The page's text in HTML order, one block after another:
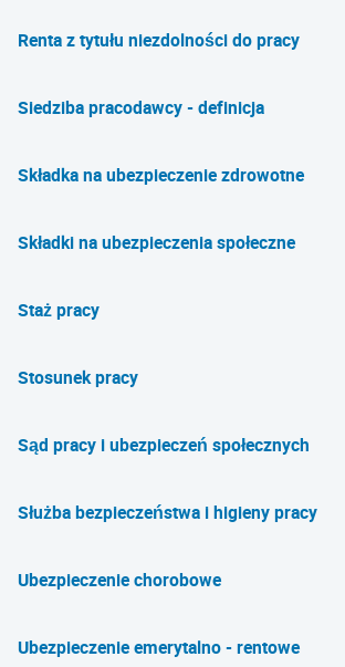
Renta z tytułu niezdolności do pracy
Siedziba pracodawcy - definicja
Składka na ubezpieczenie zdrowotne
Składki na ubezpieczenia społeczne
Staż pracy
Stosunek pracy
Sąd pracy i ubezpieczeń społecznych
Służba bezpieczeństwa i higieny pracy
Ubezpieczenie chorobowe
Ubezpieczenie emerytalno - rentowe